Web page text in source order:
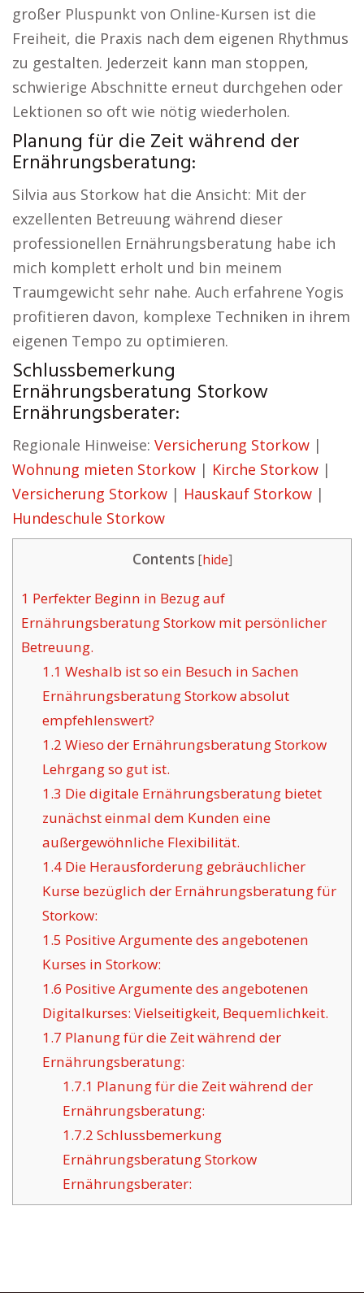
großer Pluspunkt von Online-Kursen ist die
Freiheit, die Praxis nach dem eigenen Rhythmus
zu gestalten. Jederzeit kann man stoppen,
schwierige Abschnitte erneut durchgehen oder
Lektionen so oft wie nötig wiederholen.
Planung für die Zeit während der
Ernährungsberatung:
Silvia aus Storkow hat die Ansicht: Mit der
exzellenten Betreuung während dieser
professionellen Ernährungsberatung habe ich
mich komplett erholt und bin meinem
Traumgewicht sehr nahe. Auch erfahrene Yogis
profitieren davon, komplexe Techniken in ihrem
eigenen Tempo zu optimieren.
Schlussbemerkung
Ernährungsberatung Storkow
Ernährungsberater:
Regionale Hinweise: Versicherung Storkow |
Wohnung mieten Storkow | Kirche Storkow |
Versicherung Storkow | Hauskauf Storkow |
Hundeschule Storkow
Contents [hide]
1 Perfekter Beginn in Bezug auf
Ernährungsberatung Storkow mit persönlicher
Betreuung.
1.1 Weshalb ist so ein Besuch in Sachen
Ernährungsberatung Storkow absolut
empfehlenswert?
1.2 Wieso der Ernährungsberatung Storkow
Lehrgang so gut ist.
1.3 Die digitale Ernährungsberatung bietet
zunächst einmal dem Kunden eine
außergewöhnliche Flexibilität.
1.4Die Herausforderung gebräuchlicher
Kurse bezüglich der Ernährungsberatung für
Storkow:
1.5 Positive Argumente des angebotenen
Kurses in Storkow:
1.6 Positive Argumente des angebotenen
Digitalkurses: Vielseitigkeit, Bequemlichkeit.
1.7 Planung für die Zeit während der
Ernährungsberatung:
1.7.1 Planung für die Zeit während der
Ernährungsberatung:
1.7.2 Schlussbemerkung
Ernährungsberatung Storkow
Ernährungsberater: